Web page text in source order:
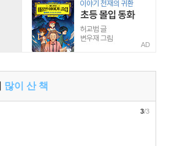
AD
많이 산 책
3/3